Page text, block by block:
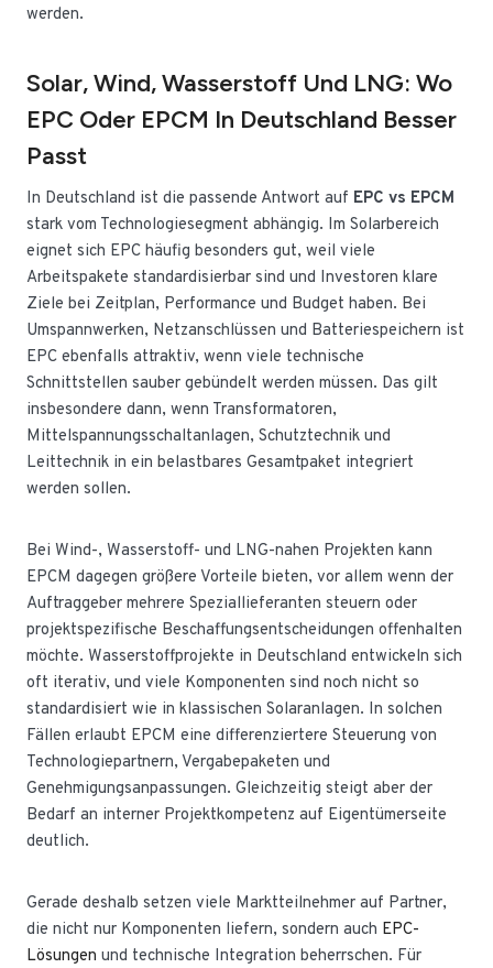
werden.
Solar, Wind, Wasserstoff Und LNG: Wo
EPC Oder EPCM In Deutschland Besser
Passt
In Deutschland ist die passende Antwort auf EPC vs EPCM
stark vom Technologiesegment abhängig. Im Solarbereich
eignet sich EPC häufig besonders gut, weil viele
Arbeitspakete standardisierbar sind und Investoren klare
Ziele bei Zeitplan, Performance und Budget haben. Bei
Umspannwerken, Netzanschlüssen und Batteriespeichern ist
EPC ebenfalls attraktiv, wenn viele technische
Schnittstellen sauber gebündelt werden müssen. Das gilt
insbesondere dann, wenn Transformatoren,
Mittelspannungsschaltanlagen, Schutztechnik und
Leittechnik in ein belastbares Gesamtpaket integriert
werden sollen.
Bei Wind-, Wasserstoff- und LNG-nahen Projekten kann
EPCM dagegen größere Vorteile bieten, vor allem wenn der
Auftraggeber mehrere Speziallieferanten steuern oder
projektspezifische Beschaffungsentscheidungen offenhalten
möchte. Wasserstoffprojekte in Deutschland entwickeln sich
oft iterativ, und viele Komponenten sind noch nicht so
standardisiert wie in klassischen Solaranlagen. In solchen
Fällen erlaubt EPCM eine differenziertere Steuerung von
Technologiepartnern, Vergabepaketen und
Genehmigungsanpassungen. Gleichzeitig steigt aber der
Bedarf an interner Projektkompetenz auf Eigentümerseite
deutlich.
Gerade deshalb setzen viele Marktteilnehmer auf Partner,
die nicht nur Komponenten liefern, sondern auch EPC-
Lösungen und technische Integration beherrschen. Für